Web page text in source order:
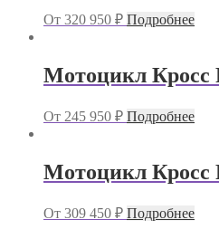
От 320 950 ₽ Подробнее
Мотоцикл Кросс
От 245 950 ₽ Подробнее
Мотоцикл Кросс
От 309 450 ₽ Подробнее